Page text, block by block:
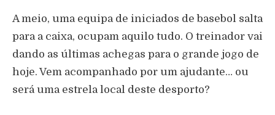
A meio, uma equipa de iniciados de basebol salta
para a caixa, ocupam aquilo tudo. O treinador vai
dando as últimas achegas para o grande jogo de
hoje. Vem acompanhado por um ajudante… ou
será uma estrela local deste desporto?